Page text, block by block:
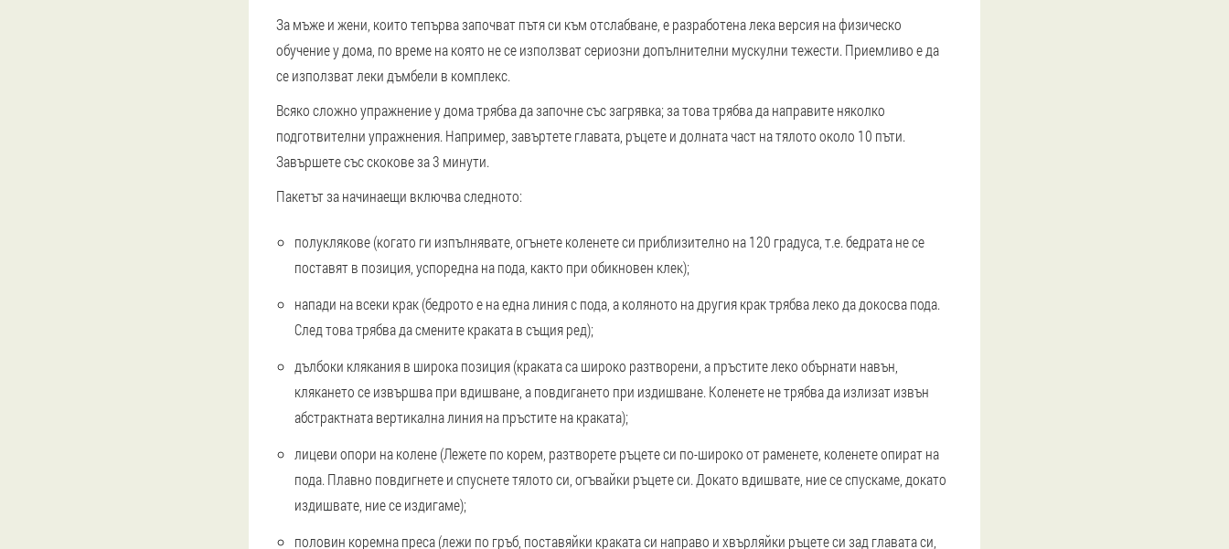
За мъже и жени, които тепърва започват пътя си към отслабване, е разработена лека версия на физическо
обучение у дома, по време на която не се използват сериозни допълнителни мускулни тежести. Приемливо е да
се използват леки дъмбели в комплекс.
Всяко сложно упражнение у дома трябва да започне със загрявка; за това трябва да направите няколко
подготвителни упражнения. Например, завъртете главата, ръцете и долната част на тялото около 10 пъти.
Завършете със скокове за 3 минути.
Пакетът за начинаещи включва следното:
полуклякове(когато ги изпълнявате, огънете коленете си приблизително на 120 градуса, т.е. бедрата не се
поставят в позиция, успоредна на пода, както при обикновен клек);
напади на всеки крак(бедрото е на една линия с пода, а коляното на другия крак трябва леко да докосва пода.
След това трябва да смените краката в същия ред);
дълбоки клякания в широка позиция(краката са широко разтворени, а пръстите леко обърнати навън,
клякането се извършва при вдишване, а повдигането при издишване. Коленете не трябва да излизат извън
абстрактната вертикална линия на пръстите на краката);
лицеви опори на колене(Лежете по корем, разтворете ръцете си по-широко от раменете, коленете опират на
пода. Плавно повдигнете и спуснете тялото си, огъвайки ръцете си. Докато вдишвате, ние се спускаме, докато
издишвате, ние се издигаме);
половин коремна преса(лежи по гръб, поставяйки краката си направо и хвърляйки ръцете си зад главата си,